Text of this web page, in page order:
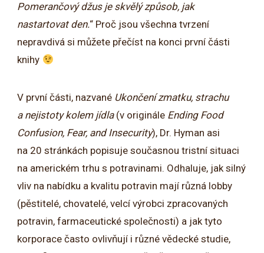
Pomerančový džus je skvělý způsob, jak
nastartovat den.“ Proč jsou všechna tvrzení
nepravdivá si můžete přečíst na konci první části
knihy
V první části, nazvané Ukončení zmatku, strachu
a nejistoty kolem jídla (v originále Ending Food
Confusion, Fear, and Insecurity), Dr. Hyman asi
na 20 stránkách popisuje současnou tristní situaci
na americkém trhu s potravinami. Odhaluje, jak silný
vliv na nabídku a kvalitu potravin mají různá lobby
(pěstitelé, chovatelé, velcí výrobci zpracovaných
potravin, farmaceutické společnosti) a jak tyto
korporace často ovlivňují i různé vědecké studie,